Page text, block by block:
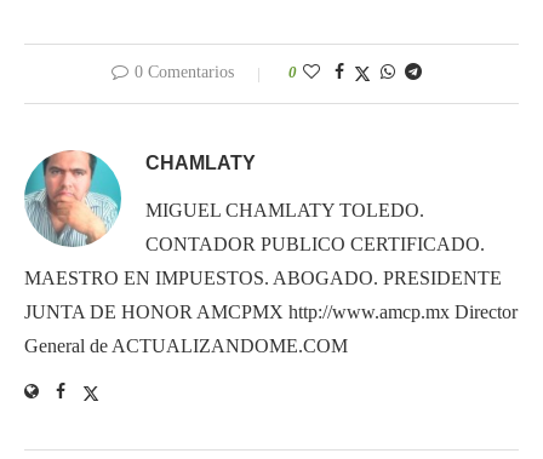
0 Comentarios 0
CHAMLATY
MIGUEL CHAMLATY TOLEDO.
CONTADOR PUBLICO CERTIFICADO.
MAESTRO EN IMPUESTOS. ABOGADO. PRESIDENTE
JUNTA DE HONOR AMCPMX http://www.amcp.mx Director
General de ACTUALIZANDOME.COM